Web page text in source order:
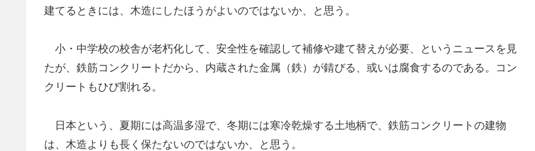
建てるときには、木造にしたほうがよいのではないか、と思う。
小・中学校の校舎が老朽化して、安全性を確認して補修や建て替えが必要、というニュースを見
たが、鉄筋コンクリートだから、内蔵された金属（鉄）が錆びる、或いは腐食するのである。コン
クリートもひび割れる。
日本という、夏期には高温多湿で、冬期には寒冷乾燥する土地柄で、鉄筋コンクリートの建物
は、木造よりも長く保たないのではないか、と思う。